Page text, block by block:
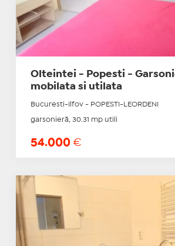
Olteintei - Popesti -
mobilata si utilata
Bucuresti-Ilfov - POPESTI-LEORDENI
garsonieră, 30.31 mp utili
54.000 €